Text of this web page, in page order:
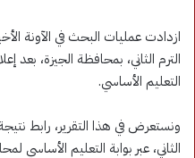
الترم الثاني، بمحافظة الجيزة، بعد
التعليم الأساسي.
الثاني، عبر بوابة التعليم الأساسي